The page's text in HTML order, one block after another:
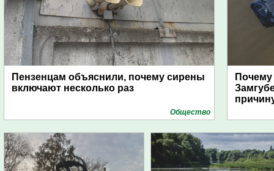
Пензенцам объяснили, почему сирены
включают несколько раз
Общество